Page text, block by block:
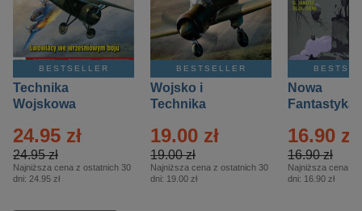
BESTSELLER
Technika
Wojskowa
– 2/2026
24.95 zł
24.95 zł
Najniższa cena z ostatnich 30
dni: 24.95 zł
BESTSELLER
Wojsko i
Technika
Specjalne –
Eprasa – 2/2026
19.00 zł
19.00 zł
Najniższa cena z ostatnich 30
dni: 19.00 zł
Nowa
Fantastyka
16.90 zł
16.90 zł
Najniższa cena z
dni: 16.90 zł